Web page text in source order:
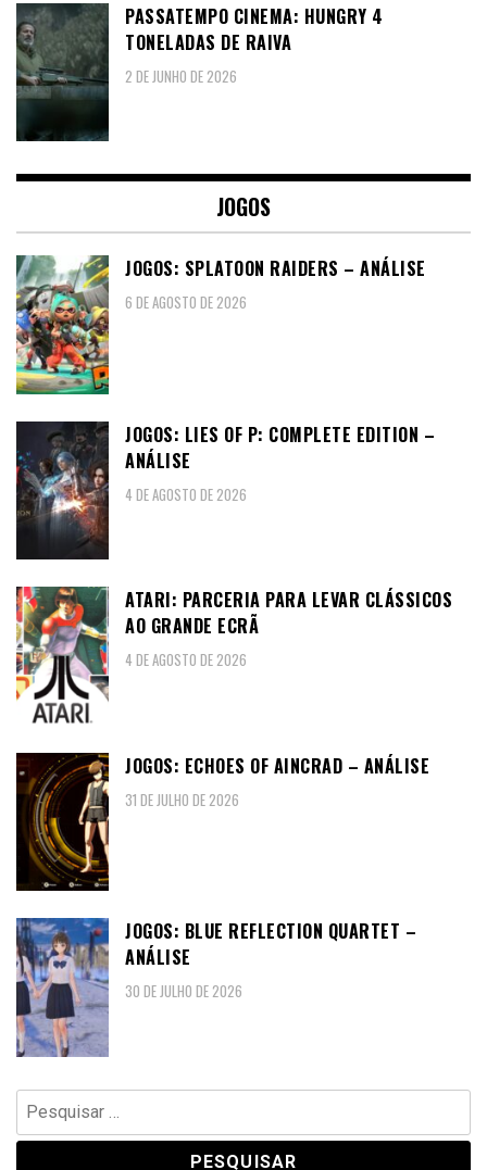
PASSATEMPO CINEMA: HUNGRY 4
TONELADAS DE RAIVA
2 DE JUNHO DE 2026
JOGOS
JOGOS: SPLATOON RAIDERS – ANÁLISE
6 DE AGOSTO DE 2026
JOGOS: LIES OF P: COMPLETE EDITION –
ANÁLISE
4 DE AGOSTO DE 2026
ATARI: PARCERIA PARA LEVAR CLÁSSICOS
AO GRANDE ECRÃ
4 DE AGOSTO DE 2026
JOGOS: ECHOES OF AINCRAD – ANÁLISE
31 DE JULHO DE 2026
JOGOS: BLUE REFLECTION QUARTET –
ANÁLISE
30 DE JULHO DE 2026
Pesquisar
por: